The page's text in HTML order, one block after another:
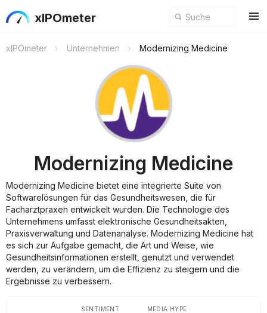
xIPOmeter
xIPOmeter Unternehmen Modernizing Medicine
Modernizing Medicine
Modernizing Medicine bietet eine integrierte Suite von
Softwarelösungen für das Gesundheitswesen, die für
Facharztpraxen entwickelt wurden. Die Technologie des
Unternehmens umfasst elektronische Gesundheitsakten,
Praxisverwaltung und Datenanalyse. Modernizing Medicine hat
es sich zur Aufgabe gemacht, die Art und Weise, wie
Gesundheitsinformationen erstellt, genutzt und verwendet
werden, zu verändern, um die Effizienz zu steigern und die
Ergebnisse zu verbessern.
SENTIMENT MEDIA HYPE